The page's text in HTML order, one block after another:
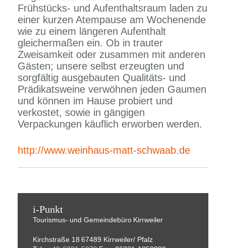
Frühstücks- und Aufenthaltsraum laden zu
einer kurzen Atempause am Wochenende
wie zu einem längeren Aufenthalt
gleichermaßen ein. Ob in trauter
Zweisamkeit oder zusammen mit anderen
Gästen; unsere selbst erzeugten und
sorgfältig ausgebauten Qualitäts- und
Prädikatsweine verwöhnen jeden Gaumen
und können im Hause probiert und
verkostet, sowie in gängigen
Verpackungen käuflich erworben werden.
http://www.weinhaus-matt-schwaab.de
i-Punkt
Tourismus- und Gemeindebüro Kirrweiler
Kirchstraße 18 67489 Kirrweiler/ Pfalz